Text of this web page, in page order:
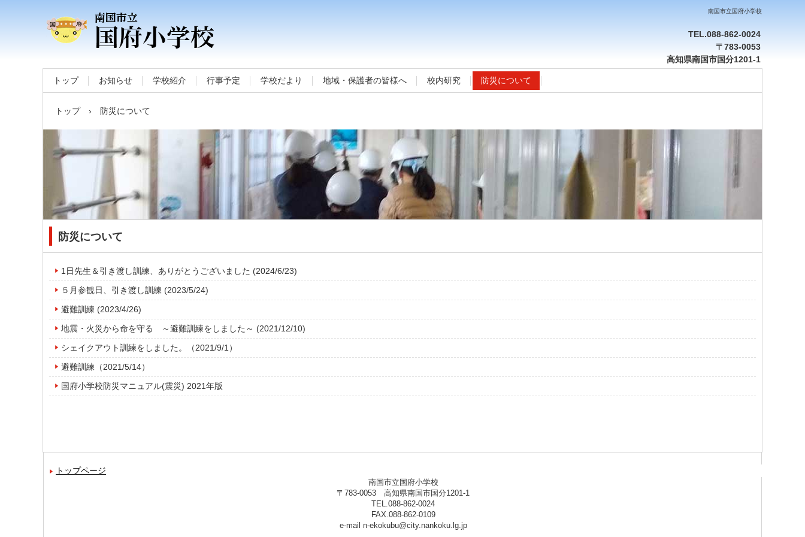
南国市立国府小学校
TEL.088-862-0024
〒783-0053
高知県南国市国分1201-1
トップ お知らせ 学校紹介 行事予定 学校だより 地域・保護者の皆様へ 校内研究 防災について
トップ › 防災について
防災について
1日先生＆引き渡し訓練、ありがとうございました (2024/6/23)
５月参観日、引き渡し訓練 (2023/5/24)
避難訓練 (2023/4/26)
地震・火災から命を守る ～避難訓練をしました～ (2021/12/10)
シェイクアウト訓練をしました。（2021/9/1）
避難訓練（2021/5/14）
国府小学校防災マニュアル(震災) 2021年版
トップページ
南国市立国府小学校
〒783-0053 高知県南国市国分1201-1
TEL.088-862-0024
FAX.088-862-0109
e-mail n-ekokubu@city.nankoku.lg.jp